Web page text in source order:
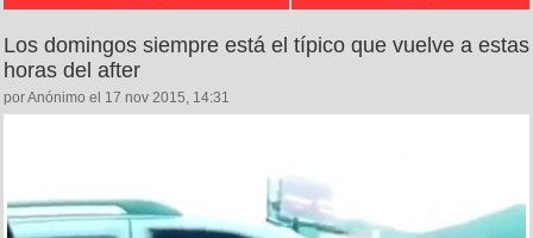
Los domingos siempre está el típico que vuelve a estas
horas del after
por Anónimo el 17 nov 2015, 14:31